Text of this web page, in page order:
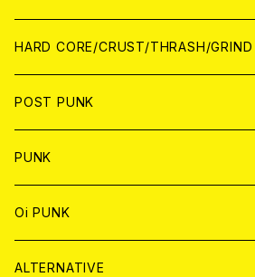
アナログ
DIGITAL CONTENTS
CD
ANALOG
HARD CORE/CRUST/THRASH/GRIND
JAPAN
CD
ANALOG
WORLD
CD
ANALOG
POST PUNK
CD
JAPAN
WORLD
ANALOG
JAPAN
PUNK
JAPAN
CD
WORLD
Oi PUNK
JAPAN
ALTERNATIVE